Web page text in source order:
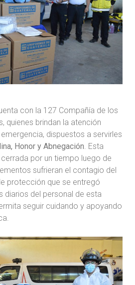
con la 127 Compañía de los
quienes brindan la atención
dispuestos a servirles
Honor y Abnegación . Esta
por un tiempo luego de
sufrieran el contagio del
protección que se entregó
diarios del personal de esta
seguir cuidando y apoyando